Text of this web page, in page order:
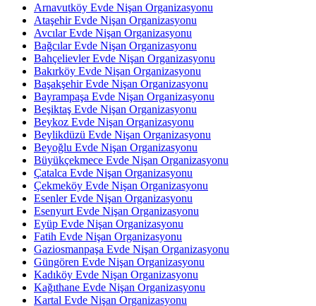
Arnavutköy Evde Nişan Organizasyonu
Ataşehir Evde Nişan Organizasyonu
Avcılar Evde Nişan Organizasyonu
Bağcılar Evde Nişan Organizasyonu
Bahçelievler Evde Nişan Organizasyonu
Bakırköy Evde Nişan Organizasyonu
Başakşehir Evde Nişan Organizasyonu
Bayrampaşa Evde Nişan Organizasyonu
Beşiktaş Evde Nişan Organizasyonu
Beykoz Evde Nişan Organizasyonu
Beylikdüzü Evde Nişan Organizasyonu
Beyoğlu Evde Nişan Organizasyonu
Büyükçekmece Evde Nişan Organizasyonu
Çatalca Evde Nişan Organizasyonu
Çekmeköy Evde Nişan Organizasyonu
Esenler Evde Nişan Organizasyonu
Esenyurt Evde Nişan Organizasyonu
Eyüp Evde Nişan Organizasyonu
Fatih Evde Nişan Organizasyonu
Gaziosmanpaşa Evde Nişan Organizasyonu
Güngören Evde Nişan Organizasyonu
Kadıköy Evde Nişan Organizasyonu
Kağıthane Evde Nişan Organizasyonu
Kartal Evde Nişan Organizasyonu